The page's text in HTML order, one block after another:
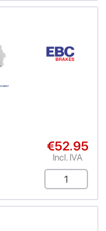
€52.95
Incl. IVA